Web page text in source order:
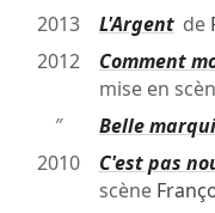
2013
L'Argentde
2012
Comment
mise en
″
Belle
2010
C'est pas
scène